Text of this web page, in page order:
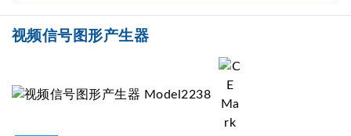
视频信号图形产生器